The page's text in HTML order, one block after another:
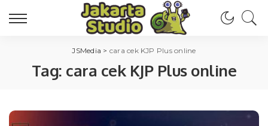
JSMedia > cara cek KJP Plus online
Tag: cara cek KJP Plus online